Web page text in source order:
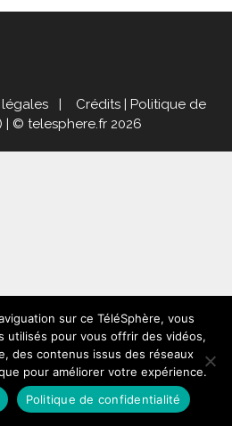
| Crédits | Politique de
| © telesphere.fr 2026
sur ce TéléSphère, vous
utilisés pour vous offrir des vidéos,
des contenus issus des réseaux
pour améliorer votre expérience.
Politique de confidentialité